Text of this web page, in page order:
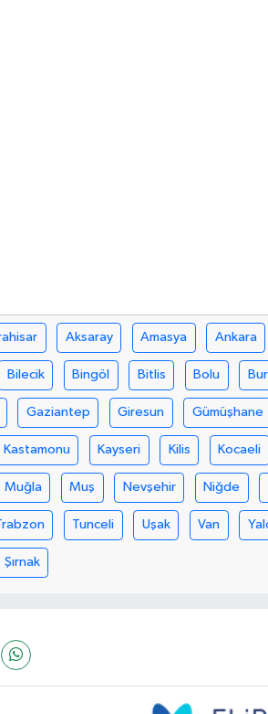
Aksaray Amasya Ankara
Bilecik Bingöl Bitlis Bolu
Gaziantep Giresun Gümüşhane
Kastamonu Kayseri Kilis Kocaeli
Muğla Muş Nevşehir Niğde
Tunceli Uşak Van
Şırnak